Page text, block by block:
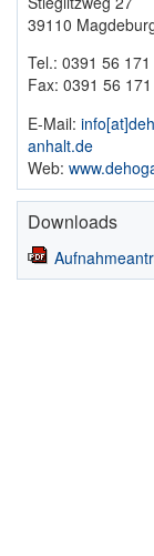
39110
Tel.: 0391 56 171
Fax: 0391 56
E-Mail:
anhalt.de
Web:
Downloads